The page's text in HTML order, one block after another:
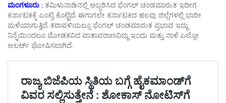
ಮಂಗಳೂರು : ತಮಿಳುನಾಡಿನಲ್ಲಿ ಅಬ್ಬರಿಸಿದ ಫೆಂಗಲ್ ಚಂಡಮಾರುತ ಇದೀಗ
ಕರ್ನಾಟಕಕ್ಕೆ ಎಂಟ್ರಿ ಕೊಟ್ಟಿದೆ. ಈಗಾಗಲೇ ಕರ್ನಾಟಕದ ಹಲವು ಜಿಲ್ಲೆಗಳಲ್ಲಿ ಭಾರೀ
ಮಳೆಯಾಗುತ್ತಿದೆ. ಕರಾವಳಿಯಲ್ಲೂ ಫೆಂಗಲ್ ಚಂಡಮಾರುತ ಪ್ರಭಾವ ಇದ್ದು
ನಿನ್ನೆಯಿಂದಲೂ ಮೋಡಕವಿದ ವಾತಾವರಾಣವಿದ್ದು ಇಂದು ಮತ್ತು ನಾಳೆ ಎಲ್ಲೋ
ಅಲರ್ಟ್ ಘೋಷಿಸಲಾಗಿದೆ.